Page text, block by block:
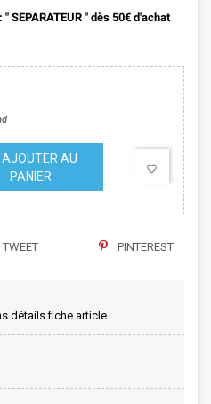
" SEPARATEUR " dès 50€ d'achat
AJOUTER AU
PANIER
favorite_border
TWEET PINTEREST
détails fiche article